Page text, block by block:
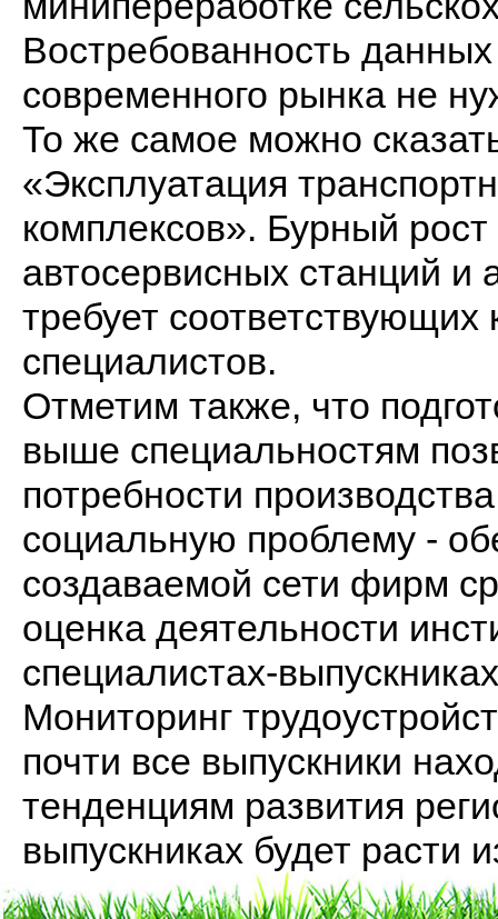
Востребованность
современного рынка не
То же самое можно
«Эксплуатация
комплексов». Бурный
автосервисных станций и
требует
специалистов.
Отметим также, что
выше специальностям
потребности
социальную проблему -
создаваемой сети фирм
оценка деятельности
специалистах-
Мониторинг
почти все выпускники
тенденциям развития
выпускниках будет расти